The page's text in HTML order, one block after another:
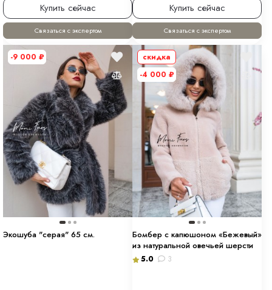
Купить сейчас
Связаться с экспертом
Купить сейчас
Связаться с экспертом
-9 000 ₽
Экошуба "серая" 65 см.
скидка
-4 000 ₽
Бомбер c капюшоном «Бежевый»
из натуральной овечьей шерсти
5.0 3